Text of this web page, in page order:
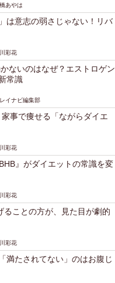
あやは
は意志の弱さじゃない！リバ
彩花
ないのはなぜ？エストロゲン
常識
イナビ編集部
事で痩せる「ながらダイエ
彩花
』がダイエットの常識を変
彩花
ることの方が、見た目が劇的
彩花
満たされてない」のはお腹じ